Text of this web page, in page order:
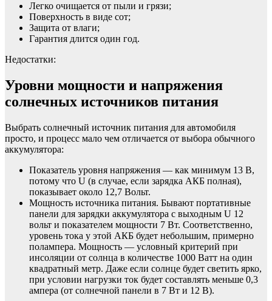
Легко очищается от пыли и грязи;
Поверхность в виде сот;
Защита от влаги;
Гарантия длится один год.
Недостатки:
Уровни мощности и напряжения
солнечных источников питания
Выбрать солнечный источник питания для автомобиля
просто, и процесс мало чем отличается от выбора обычного
аккумулятора:
Показатель уровня напряжения — как минимум 13 В,
потому что U (в случае, если зарядка АКБ полная),
показывает около 12,7 Вольт.
Мощность источника питания. Бывают портативные
панели для зарядки аккумулятора с выходным U 12
вольт и показателем мощности 7 Вт. Соответственно,
уровень тока у этой АКБ будет небольшим, примерно
полампера. Мощность — условный критерий при
инсоляции от солнца в количестве 1000 Ватт на один
квадратный метр. Даже если солнце будет светить ярко,
при условии нагрузки ток будет составлять меньше 0,3
ампера (от солнечной панели в 7 Вт и 12 В).